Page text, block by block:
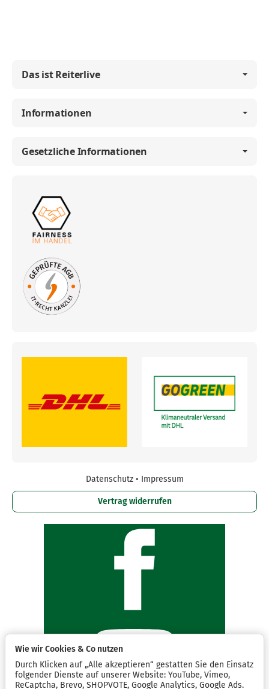
Das ist Reiterlive
Informationen
Gesetzliche Informationen
Datenschutz • Impressum
Vertrag widerrufen
Wie wir Cookies & Co nutzen
Durch Klicken auf „Alle akzeptieren“ gestatten Sie den Einsatz
folgender Dienste auf unserer Website: YouTube, Vimeo,
ReCaptcha, Brevo, SHOPVOTE, Google Analytics, Google Ads.